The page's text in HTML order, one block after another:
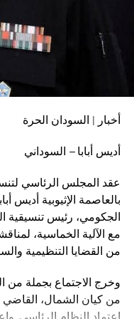
أخبار | السودان الحرة
أديس أبابا – السوداني
عقد المجلس الرئاسي
بالعاصمة الإثيوبية أديس
الجكومي، رئيس تنسيقية
مع الآلية الخماسية،
من القضايا التنظيمية
وخرج الاجتماع بجملة من
من كيان الشمال، القاضي